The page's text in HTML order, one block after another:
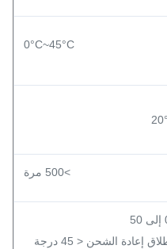
0°C~45°C
>500 مرة
(توصي بإطلاق إعادة الشحن < 45 درجة